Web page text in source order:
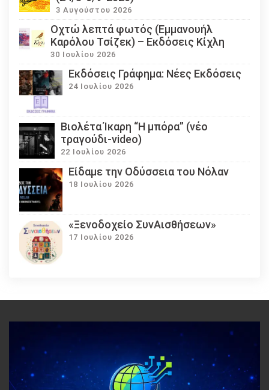
3 Αυγούστου 2026
Οχτώ λεπτά φωτός (Εμμανουήλ
Καρόλου Τσίζεκ) – Εκδόσεις Κίχλη
30 Ιουλίου 2026
Εκδόσεις Γράφημα: Νέες Εκδόσεις
24 Ιουλίου 2026
Βιολέτα Ίκαρη “Η μπόρα” (νέο
τραγούδι-video)
22 Ιουλίου 2026
Eίδαμε την Οδύσσεια του Νόλαν
18 Ιουλίου 2026
«Ξενοδοχείο ΣυνΑισθήσεων»
17 Ιουλίου 2026